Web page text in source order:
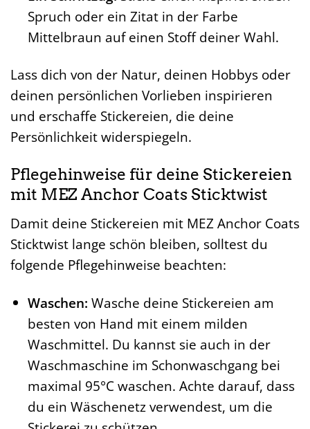
Spruch oder ein Zitat in der Farbe
Mittelbraun auf einen Stoff deiner Wahl.
Lass dich von der Natur, deinen Hobbys oder
deinen persönlichen Vorlieben inspirieren
und erschaffe Stickereien, die deine
Persönlichkeit widerspiegeln.
Pflegehinweise für deine Stickereien
mit MEZ Anchor Coats Sticktwist
Damit deine Stickereien mit MEZ Anchor Coats
Sticktwist lange schön bleiben, solltest du
folgende Pflegehinweise beachten:
Waschen: Wasche deine Stickereien am
besten von Hand mit einem milden
Waschmittel. Du kannst sie auch in der
Waschmaschine im Schonwaschgang bei
maximal 95°C waschen. Achte darauf, dass
du ein Wäschenetz verwendest, um die